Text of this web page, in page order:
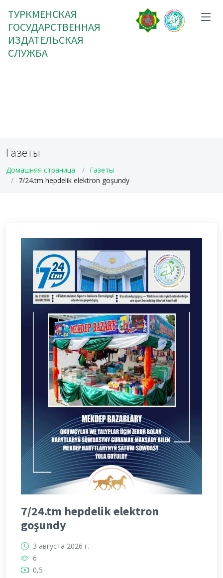
ТУРКМЕНСКАЯ
ГОСУДАРСТВЕННАЯ
ИЗДАТЕЛЬСКАЯ
СЛУЖБА
Газеты
Домашняя страница
Газеты
7/24.tm hepdelik elektron goşundy
7/24.tm hepdelik elektron
goşundy
3 августа 2026 г.
6
0,5